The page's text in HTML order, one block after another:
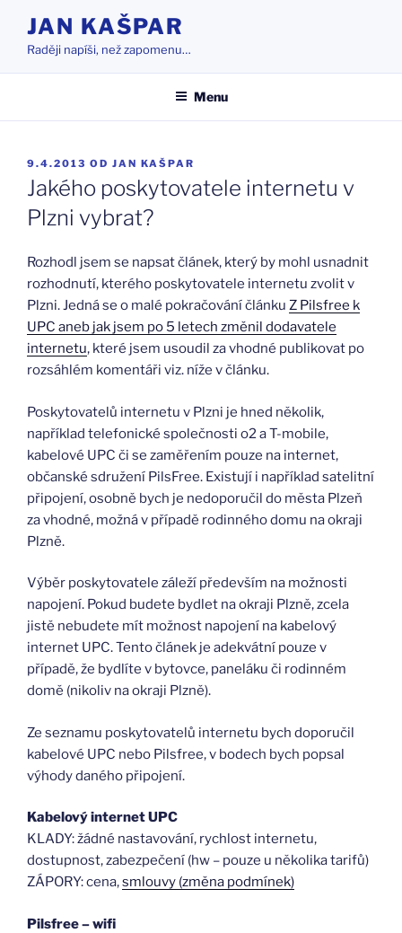
obsahu
webu
JAN KAŠPAR
Raději napíši, než zapomenu…
Menu
PUBLIKOVÁNO
9.4.2013 OD JAN KAŠPAR
Jakého poskytovatele internetu v
Plzni vybrat?
Rozhodl jsem se napsat článek, který by mohl usnadnit
rozhodnutí, kterého poskytovatele internetu zvolit v
Plzni. Jedná se o malé pokračování článku Z Pilsfree k
UPC aneb jak jsem po 5 letech změnil dodavatele
internetu, které jsem usoudil za vhodné publikovat po
rozsáhlém komentáři viz. níže v článku.
Poskytovatelů internetu v Plzni je hned několik,
například telefonické společnosti o2 a T-mobile,
kabelové UPC či se zaměřením pouze na internet,
občanské sdružení PilsFree. Existují i například satelitní
připojení, osobně bych je nedoporučil do města Plzeň
za vhodné, možná v případě rodinného domu na okraji
Plzně.
Výběr poskytovatele záleží především na možnosti
napojení. Pokud budete bydlet na okraji Plzně, zcela
jistě nebudete mít možnost napojení na kabelový
internet UPC. Tento článek je adekvátní pouze v
případě, že bydlíte v bytovce, paneláku či rodinném
domě (nikoliv na okraji Plzně).
Ze seznamu poskytovatelů internetu bych doporučil
kabelové UPC nebo Pilsfree, v bodech bych popsal
výhody daného připojení.
Kabelový internet UPC
KLADY: žádné nastavování, rychlost internetu,
dostupnost, zabezpečení (hw – pouze u několika tarifů)
ZÁPORY: cena,smlouvy (změna podmínek)
Pilsfree – wifi